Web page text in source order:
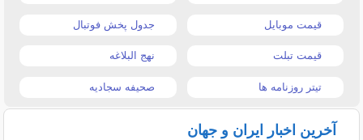
قیمت موبایل جدول پخش فوتبال
قیمت تبلت نهج البلاغه
تیتر روزنامه ها صحیفه سجادیه
آخرین اخبار ایران و جهان